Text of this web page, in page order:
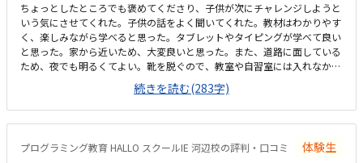
ちょっとしたところでも褒めてくださり、子供が次にチャレンジしようと
いう気にさせてくれた。子供の話をよく聞いてくれた。教材はわかりやす
く、楽しみながら学べると思った。タブレットやタイピングが学べて良い
と思った。家から近いため、大変良いと思った。また、道路に面している
ため、夜でも明るくてよい。靴を脱ぐので、教室や自習室には入れなかっ
たが、とても綺麗で、環境よく学べると思った。想定よりも維持費を含め
て金額がしたので、3にしました。タブレットとか持ち込みでもう少し安
くなるといいなと思った。子供は時間を忘れて、体験していたので、良か
った。家でも学べる環境にしてあげたい。
続きを読む(283字)
プログラミング教育 HALLO スクールIE 河辺校の評判・口コミ 体験生